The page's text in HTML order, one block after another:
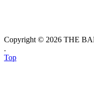
Copyright © 2026 THE
.
Top